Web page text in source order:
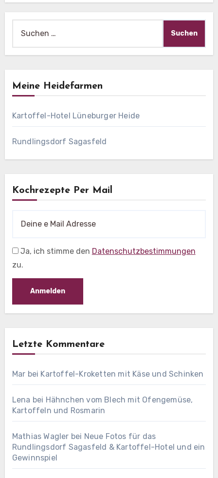
nach:
Meine Heidefarmen
Kartoffel-Hotel Lüneburger Heide
Rundlingsdorf Sagasfeld
Kochrezepte Per Mail
Ja, ich stimme den Datenschutzbestimmungen
zu.
Letzte Kommentare
Mar bei Kartoffel-Kroketten mit Käse und Schinken
Lena bei Hähnchen vom Blech mit Ofengemüse,
Kartoffeln und Rosmarin
Mathias Wagler bei Neue Fotos für das
Rundlingsdorf Sagasfeld & Kartoffel-Hotel und ein
Gewinnspiel